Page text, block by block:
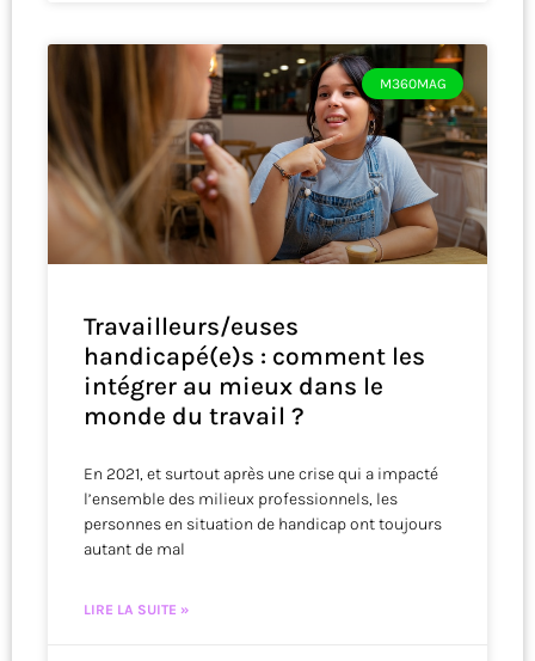
M360MAG
Travailleurs/euses
handicapé(e)s : comment les
intégrer au mieux dans le
monde du travail ?
En 2021, et surtout après une crise qui a impacté
l’ensemble des milieux professionnels, les
personnes en situation de handicap ont toujours
autant de mal
LIRE LA SUITE »